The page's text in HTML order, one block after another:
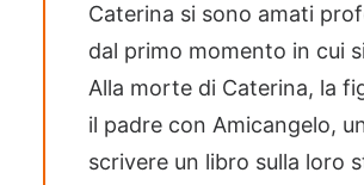
Caterina si sono amati
dal primo momento in cui
Alla morte di Caterina, la
il padre con Amicangelo,
scrivere un libro sulla loro